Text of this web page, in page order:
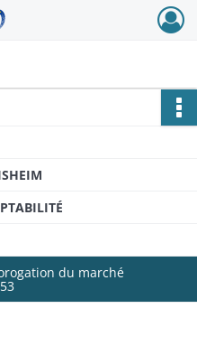
- Colmar
du marché